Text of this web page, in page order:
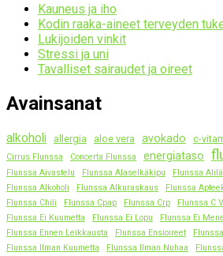
Kauneus ja iho
Kodin raaka-aineet terveyden
Lukijoiden vinkit
Stressi ja uni
Tavalliset sairaudet ja oireet
Avainsanat
alkoholi allergia aloe vera avokado c-
Cirrus Flunssa
Concerta Flunssa energiataso
Flunssa Aivastelu
Flunssa Alaselkäkipu Flunssa
Flunssa Alkoholi
Flunssa Alkuraskaus Flunssa
Flunssa Chili
Flunssa Cpap Flunssa Crp Flunssa C
Flunssa Ei Kuumetta
Flunssa Ei Lopu Flunssa Ei
Flunssa Ennen Leikkausta
Flunssa Ensioireet
Flunssa Ilman Kuumetta
Flunssa Ilman Nuhaa